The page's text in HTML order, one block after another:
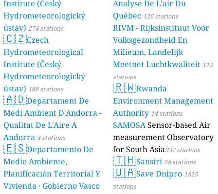
Institute (Český
Hydrometeorologický
ústav) 274 stations
🇨🇿Czech
Hydrometeorological
Institute (Český
Hydrometeorologický
ústav) 188 stations
🇦🇩Departament De
Medi Ambient D'Andorra -
Qualitat De L'Aire A
Andorra 4 stations
🇪🇸Departamento De
Medio Ambiente,
Planificación Territorial Y
Vivienda · Gobierno Vasco
Analyse De L'air Du
Québec 126 stations
RIVM - Rijksinstituut Voor
Volksgezondheid En
Milieum, Landelijk
Meetnet Luchtkwaliteit 112
stations
🇷🇼Rwanda
Environment Management
Authority 14 stations
SAMOSASensor-based Air
measurement Observatory
for South Asia337 stations
🇹🇭Sansiri 58 stations
🇺🇦Save Dnipro 1815
stations